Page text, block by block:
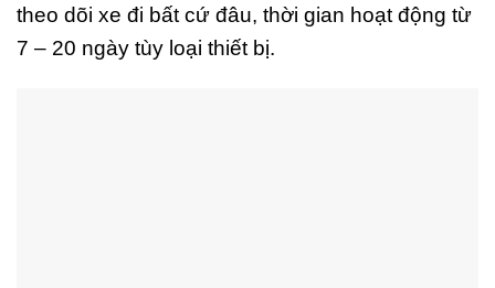
theo dõi xe đi bất cứ đâu, thời gian hoạt động từ
7 – 20 ngày tùy loại thiết bị.